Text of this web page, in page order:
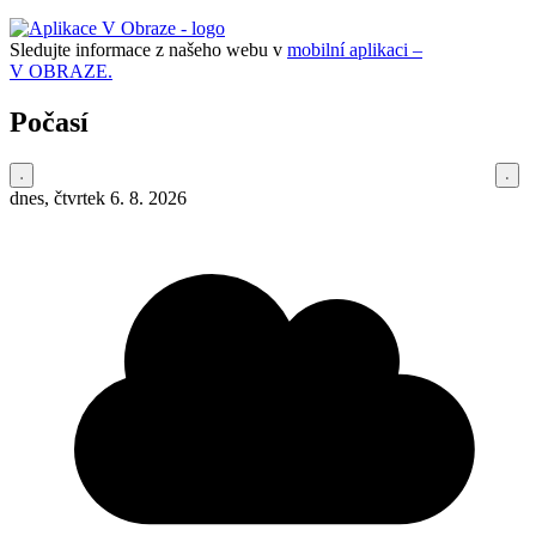
Sledujte informace z našeho webu v mobilní aplikaci –
V OBRAZE.
Počasí
dnes, čtvrtek 6. 8. 2026